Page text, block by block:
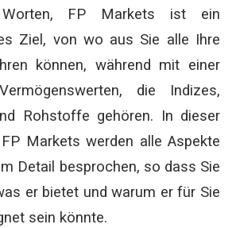
FP Markets ist ein
Ziel, von wo aus Sie alle Ihre
können, während mit einer
die Indizes,
Rohstoffe gehören. In dieser
Markets werden alle Aspekte
Detail besprochen, so dass Sie
er bietet und warum er für Sie
sein könnte.